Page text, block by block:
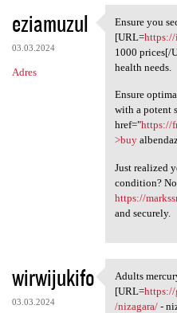
K
o
m
e
eziamuzul
03.03.2024
Adres
Ensure
Ensure you
[URL=
1000 prices[/
health needs.
Ensure
with a potent
href="https://
>buy
Just realized
condition?
https://
and securely.
wirwijukifo
03.03.2024
Adults
Adults
[URL=https://
/nizagara/-